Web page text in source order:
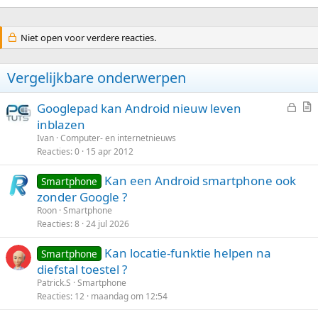
Niet open voor verdere reacties.
Vergelijkbare onderwerpen
G
o
t
k
Googlepad kan Android nieuw leven
inblazen
Ivan Computer- en internetnieuws
Reacties 0 15 apr 2012
Smartphone
Kan een Android smartphone ook
zonder Google ?
Roon Smartphone
Reacties 8 24 jul 2026
Smartphone
Kan locatie-funktie helpen na
diefstal toestel ?
Patrick.S Smartphone
Reacties 12 maandag om 12:54